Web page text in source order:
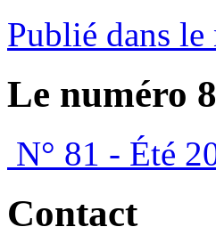
Publié dans
Le numéro
N° 81 - Été
Contact